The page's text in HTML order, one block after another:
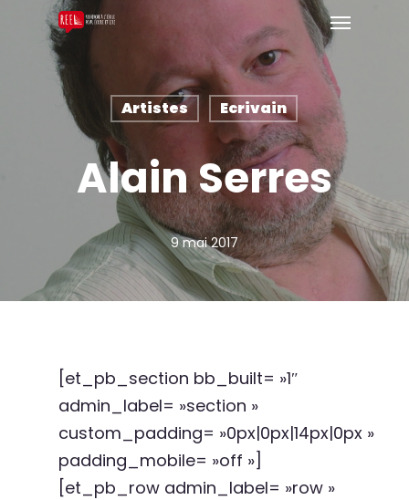
Artistes Ecrivain
Alain Serres
9 mai 2017
[et_pb_section bb_built= »1″
admin_label= »section »
custom_padding= »0px|0px|14px|0px »
padding_mobile= »off »]
[et_pb_row admin_label= »row »